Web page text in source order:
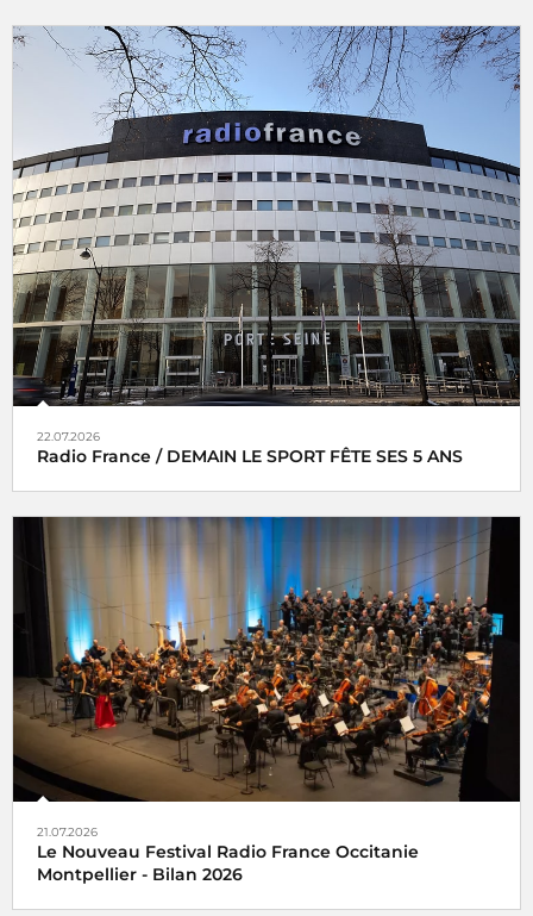
22.07.2026
Radio France / DEMAIN LE SPORT FÊTE SES 5 ANS
21.07.2026
Le Nouveau Festival Radio France Occitanie
Montpellier - Bilan 2026